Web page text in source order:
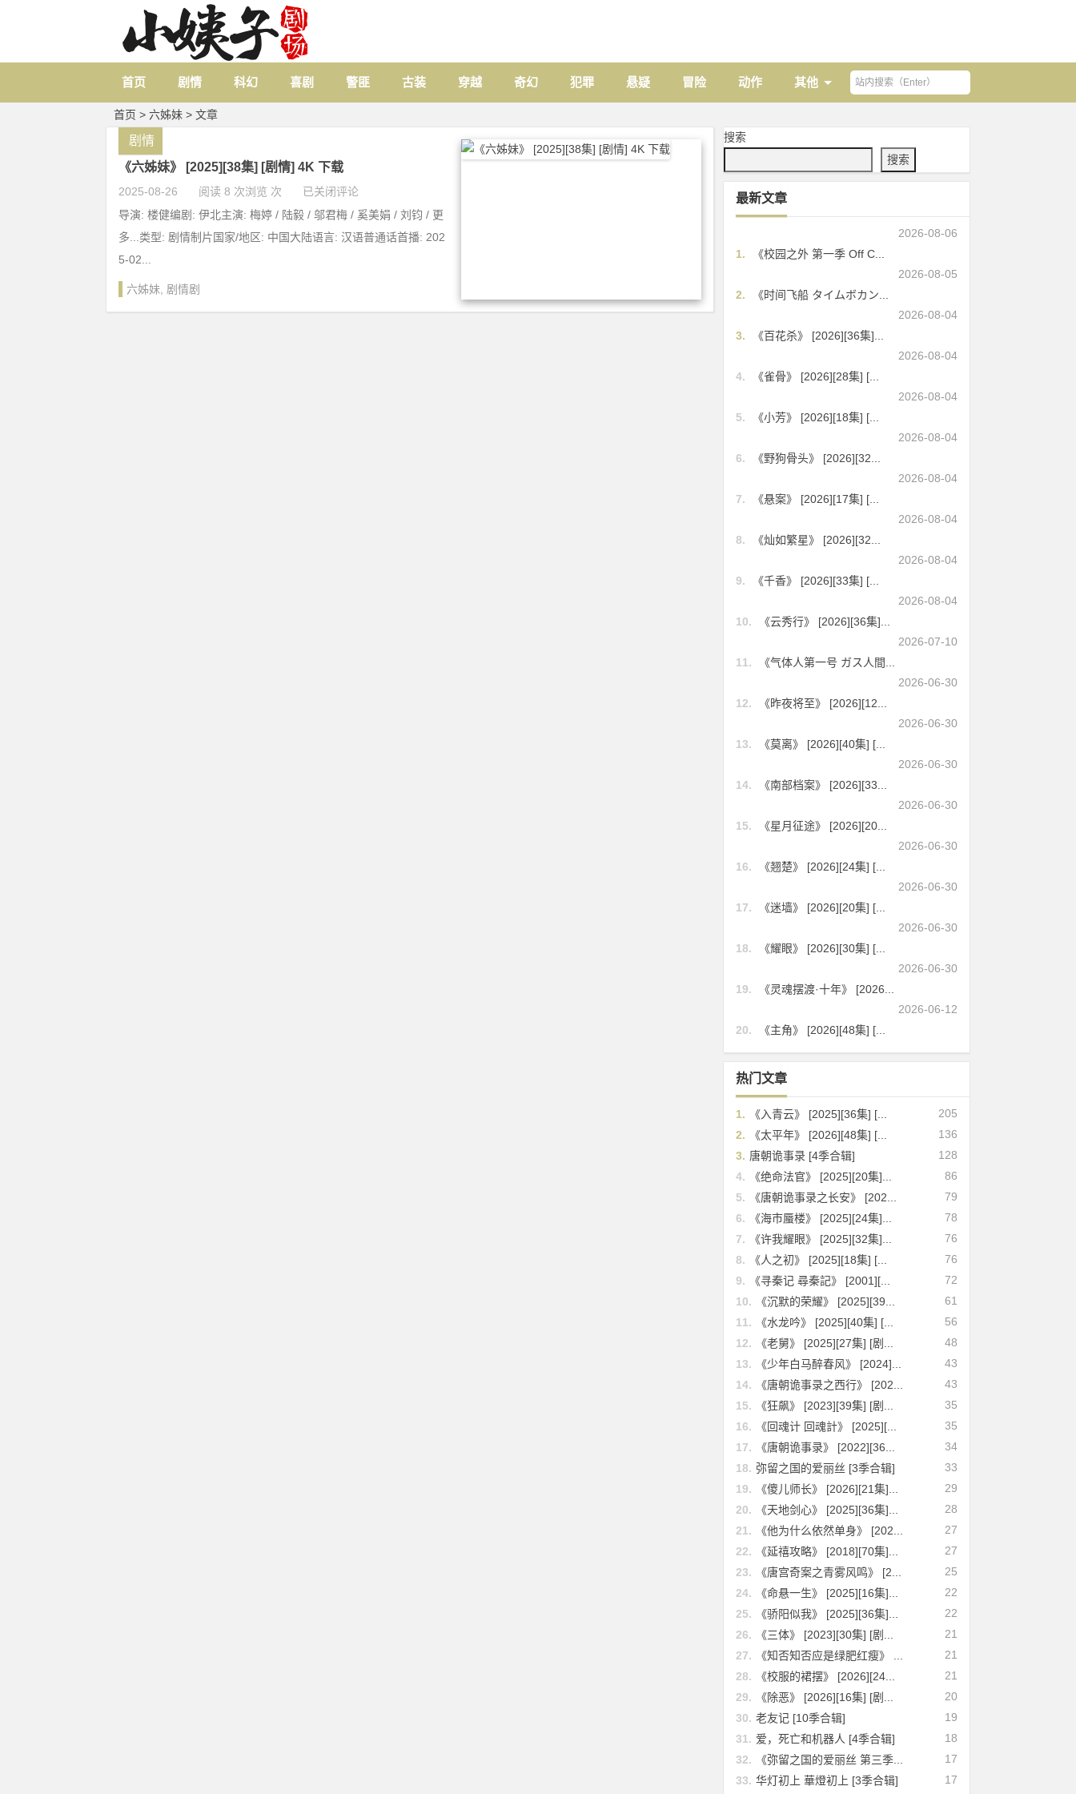
首页 剧情 科幻 喜剧 警匪 古装 穿越 奇幻 犯罪 悬疑 冒险 动作 其他
首页 > 六姊妹 > 文章
《六姊妹》 [2025][38集] [剧情] 4K 下载
2025-08-26 阅读 8 次浏览 次 已关闭评论
剧情
导演: 楼健编剧: 伊北主演: 梅婷 / 陆毅 / 邬君梅 / 奚美娟 / 刘钧 / 更
多...类型: 剧情制片国家/地区: 中国大陆语言: 汉语普通话首播: 202
5-02...
六姊妹 剧情剧
搜索
搜索
最新文章
2026-08-06
1.
《校园之外 第一季 Off C...
2026-08-05
2.
《时间飞船 タイムボカン...
2026-08-04
3.
《百花杀》 [2026][36集]...
2026-08-04
4.
《雀骨》 [2026][28集] [...
2026-08-04
5.
《小芳》 [2026][18集] [...
2026-08-04
6.
《野狗骨头》 [2026][32...
2026-08-04
7.
《悬案》 [2026][17集] [...
2026-08-04
8.
《灿如繁星》 [2026][32...
2026-08-04
9.
《千香》 [2026][33集] [...
2026-08-04
10.
《云秀行》 [2026][36集]...
2026-07-10
11.
《气体人第一号 ガス人間...
2026-06-30
12.
《昨夜将至》 [2026][12...
2026-06-30
13.
《莫离》 [2026][40集] [...
2026-06-30
14.
《南部档案》 [2026][33...
2026-06-30
15.
《星月征途》 [2026][20...
2026-06-30
16.
《翘楚》 [2026][24集] [...
2026-06-30
17.
《迷墙》 [2026][20集] [...
2026-06-30
18.
《耀眼》 [2026][30集] [...
2026-06-30
19.
《灵魂摆渡·十年》 [2026...
2026-06-12
20.
《主角》 [2026][48集] [...
热门文章
205
1.
《入青云》 [2025][36集] [...
136
2.
《太平年》 [2026][48集] [...
128
3. 唐朝诡事录 [4季合辑]
86
4.
《绝命法官》 [2025][20集]...
79
5.
《唐朝诡事录之长安》 [202...
78
6.
《海市蜃楼》 [2025][24集]...
76
7.
《许我耀眼》 [2025][32集]...
76
8.
《人之初》 [2025][18集] [...
72
9.
《寻秦记 尋秦記》 [2001][...
61
10.
《沉默的荣耀》 [2025][39...
56
11.
《水龙吟》 [2025][40集] [...
48
12.
《老舅》 [2025][27集] [剧...
43
13.
《少年白马醉春风》 [2024]...
43
14.
《唐朝诡事录之西行》 [202...
35
15.
《狂飙》 [2023][39集] [剧...
35
16.
《回魂计 回魂計》 [2025][...
34
17.
《唐朝诡事录》 [2022][36...
33
18. 弥留之国的爱丽丝 [3季合辑]
29
19.
《傻儿师长》 [2026][21集]...
28
20.
《天地剑心》 [2025][36集]...
27
21.
《他为什么依然单身》 [202...
27
22.
《延禧攻略》 [2018][70集]...
25
23.
《唐宫奇案之青雾风鸣》 [2...
22
24.
《命悬一生》 [2025][16集]...
22
25.
《骄阳似我》 [2025][36集]...
21
26.
《三体》 [2023][30集] [剧...
21
27.
《知否知否应是绿肥红瘦》 ...
21
28.
《校服的裙摆》 [2026][24...
20
29.
《除恶》 [2026][16集] [剧...
19
30. 老友记 [10季合辑]
18
31. 爱，死亡和机器人 [4季合辑]
17
32.
《弥留之国的爱丽丝 第三季...
17
33. 华灯初上 華燈初上 [3季合辑]